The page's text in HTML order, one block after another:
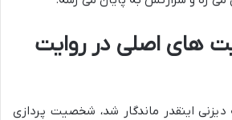
های اصلی در روایت
دیزنی اینقدر ماندگار شد، شخصیت پردازی